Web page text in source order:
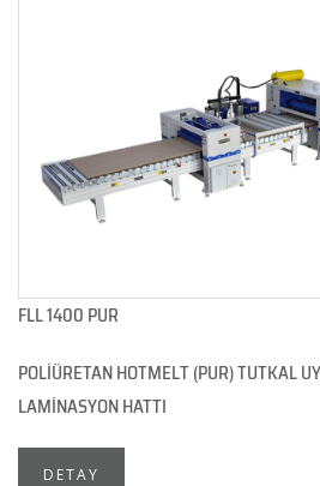
FLL 1400 PUR
POLİÜRETAN HOTMELT (PUR) TUTKAL
LAMİNASYON HATTI
DETAY